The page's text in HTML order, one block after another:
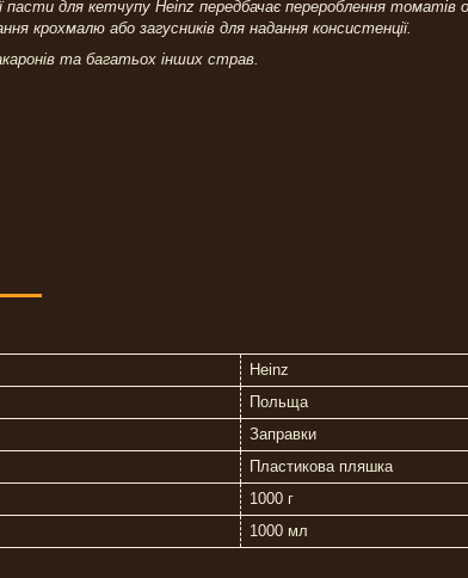
для кетчупу Heinz передбачає перероблення томатів
крохмалю або загусників для надання консистенції.
та багатьох інших страв.
Heinz
Польща
Заправки
Пластикова пляшка
1000 г
1000 мл